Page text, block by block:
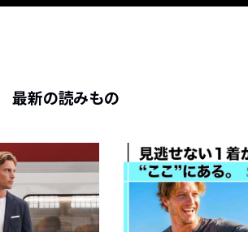
最新の読みもの